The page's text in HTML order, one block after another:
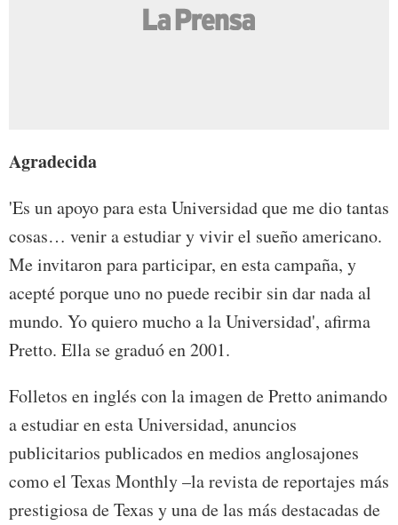
Agradecida
'Es un apoyo para esta Universidad que me dio tantas
cosas… venir a estudiar y vivir el sueño americano.
Me invitaron para participar, en esta campaña, y
acepté porque uno no puede recibir sin dar nada al
mundo. Yo quiero mucho a la Universidad', afirma
Pretto. Ella se graduó en 2001.
Folletos en inglés con la imagen de Pretto animando
a estudiar en esta Universidad, anuncios
publicitarios publicados en medios anglosajones
como el Texas Monthly –la revista de reportajes más
prestigiosa de Texas y una de las más destacadas de